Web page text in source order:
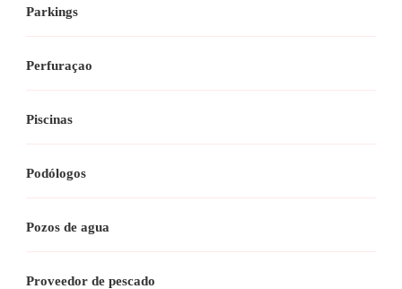
Parkings
Perfuraçao
Piscinas
Podólogos
Pozos de agua
Proveedor de pescado